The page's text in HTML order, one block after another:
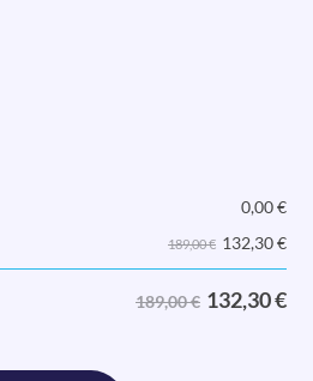
0,00€
189,00 € 132,30€
189,00 € 132,30€